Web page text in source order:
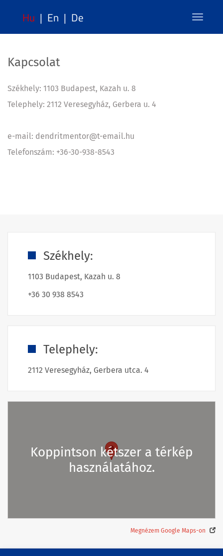
Hu | En | De
Toggle
Kapcsolat
Székhely: 1103 Budapest, Kazah u. 8
Telephely: 2112 Veresegyház, Gerbera u. 4
e-mail: dendritmentor@t-email.hu
Telefonszám: +36-30-938-8543
Székhely:
1103 Budapest, Kazah u. 8
+36 30 938 8543
Telephely:
2112 Veresegyház, Gerbera utca. 4
Koppintson kétszer a térkép
használatához.
Megnézem Google Maps-on